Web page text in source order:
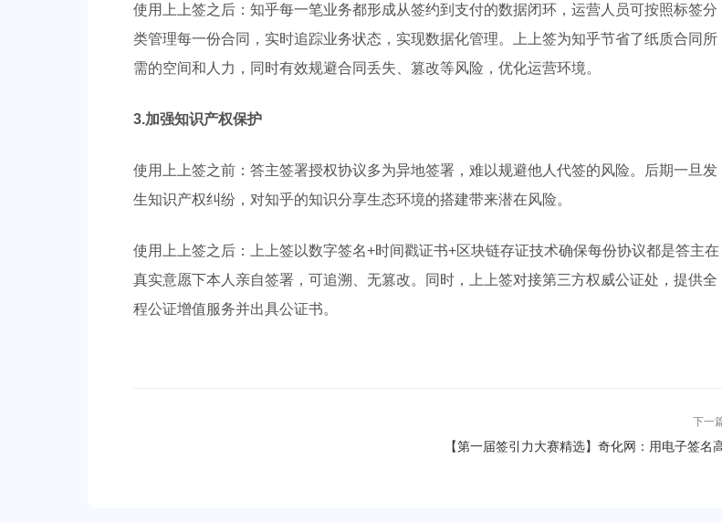
使用上上签之后：知乎每一笔业务都形成从签约到支付的数据闭环，运营人员可按照标签分
类管理每一份合同，实时追踪业务状态，实现数据化管理。上上签为知乎节省了纸质合同所
需的空间和人力，同时有效规避合同丢失、篡改等风险，优化运营环境。
3.加强知识产权保护
使用上上签之前：答主签署授权协议多为异地签署，难以规避他人代签的风险。后期一旦发
生知识产权纠纷，对知乎的知识分享生态环境的搭建带来潜在风险。
使用上上签之后：上上签以数字签名+时间戳证书+区块链存证技术确保每份协议都是答主在
真实意愿下本人亲自签署，可追溯、无篡改。同时，上上签对接第三方权威公证处，提供全
程公证增值服务并出具公证书。
下一
【第一届签引力大赛精选】奇化网：用电子签名